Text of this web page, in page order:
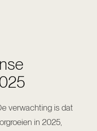
verwachting is dat
in 2025,